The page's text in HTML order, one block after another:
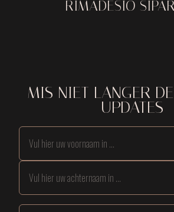
RIMADESIO
MIS NIET LANGER
UPDATES